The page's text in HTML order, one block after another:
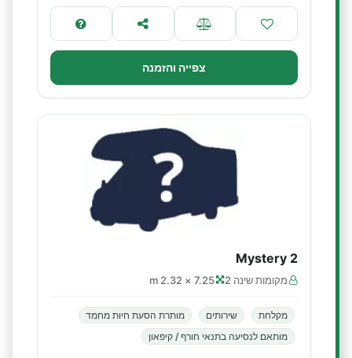
צפייה והזמנה
Mystery 2
מקומות שינה 2 7.25 × 2.32 m
מקלחת שירותים
מותרת הסעת חיות מחמד
מותאם לנסיעה בתנאי חורף / קיפאון